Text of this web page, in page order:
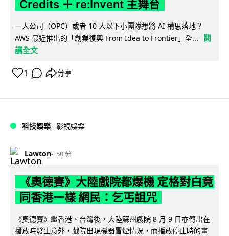
Credits ＋ re:Invent 主舞台
一人公司（OPC）或者 10 人以下小團隊想將 AI 構思落地？
AWS 最近推出的「創業復興 From Idea to Frontier」全...
閱
讀全文
1 分享
科技娛樂 影視娛樂
Lawton 50 分
《奧德賽》大陸戲院都爆機 定格對白竟
同香港一樣 網民：乞丐詛咒
《奧德賽》繼香港、台灣後，大陸蘇州戲院 8 月 9 日亦傳出在
播放時發生意外，戲院出現機器冒煙情況，而播放停止時的畫